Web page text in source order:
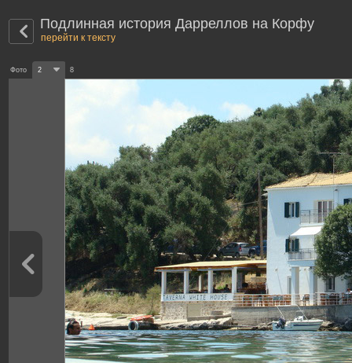
Подлинная история Дарреллов на Корфу
перейти к тексту
Фото 2 8